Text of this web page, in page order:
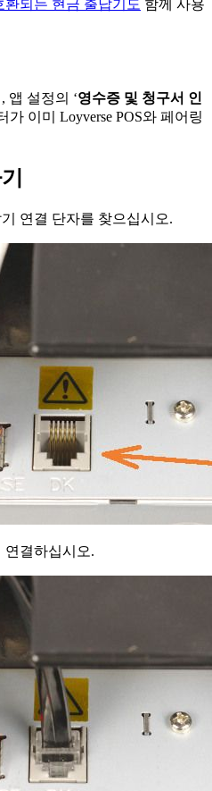
환되는 현금 출납기도 함께 사용
앱 설정의 ‘영수증 및 청구서 인
가 이미 Loyverse POS와 페어링
연결 단자를 찾으십시오.
연결하십시오.